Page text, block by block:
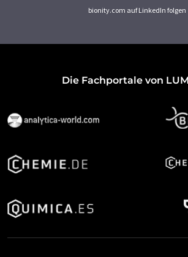
bionity.com auf LinkedIn folgen
Die Fachportale von